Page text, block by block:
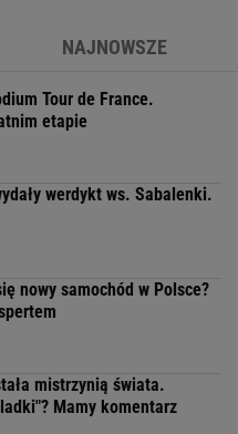
NAJNOWSZE
Tour de France.
etapie
werdykt ws. Sabalenki.
nowy samochód w Polsce?
mistrzynią świata.
Mamy komentarz